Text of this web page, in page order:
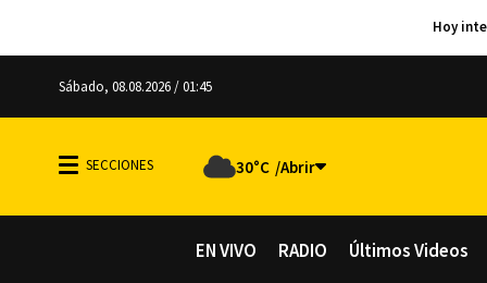
Sábado, 08.08.2026 / 01:45
30°C
EN VIVO RADIO Últimos Videos